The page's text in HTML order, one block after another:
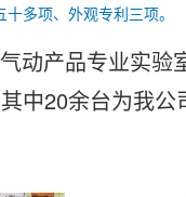
多项、外观专利三项。
动产品专业实
中20余台为我